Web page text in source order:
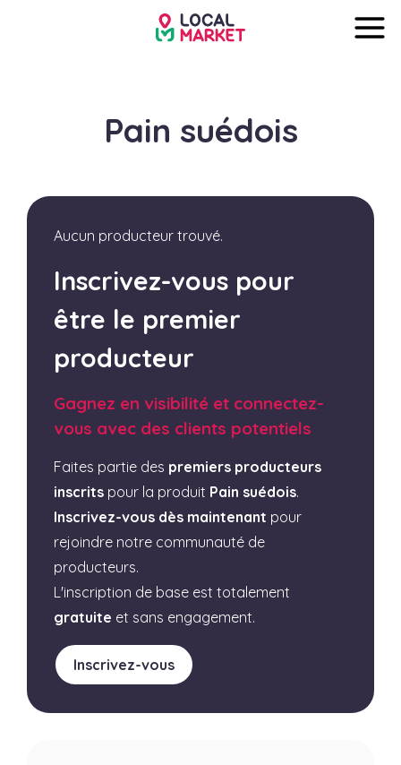
Pain suédois
Aucun producteur trouvé.
Inscrivez-vous pour
être le premier
producteur
Gagnez en visibilité et connectez-
vous avec des clients potentiels
Faites partie des premiers producteurs
inscrits pour la produit Pain suédois.
Inscrivez-vous dès maintenant pour
rejoindre notre communauté de
producteurs.
L'inscription de base est totalement
gratuite et sans engagement.
Inscrivez-vous